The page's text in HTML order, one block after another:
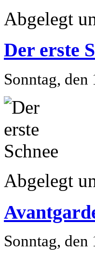
Abgelegt
Der erste
Sonntag,
Abgelegt
Sonntag,